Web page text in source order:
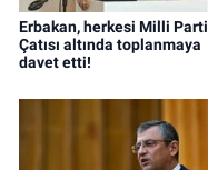
Erbakan, herkesi Milli Parti
Çatısı altında toplanmaya
davet etti!